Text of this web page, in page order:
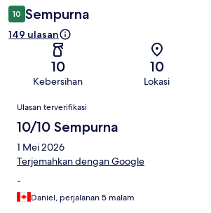
10 Sempurna
149 ulasan
10
Kebersihan
10
Lokasi
Ulasan
Ulasan terverifikasi
10/10 Sempurna
1 Mei 2026
Terjemahkan dengan Google
-
Daniel, perjalanan 5 malam